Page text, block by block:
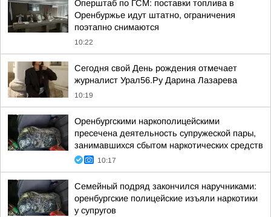
Оперштаб по ГСМ: поставки топлива в
Оренбуржье идут штатно, ограничения
поэтапно снимаются
10:22
Сегодня свой День рождения отмечает
журналист Урал56.Ру Дарина Лазарева
10:19
Оренбургскими наркополицейскими
пресечена деятельность супружеской пары,
занимавшихся сбытом наркотических средств
10:17
Семейный подряд закончился наручниками:
оренбургские полицейские изъяли наркотики
у супругов